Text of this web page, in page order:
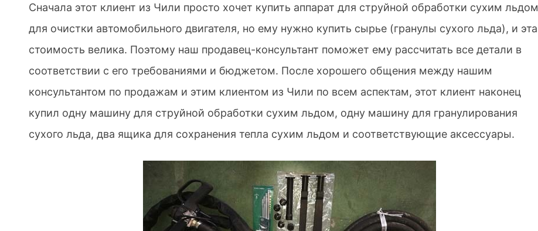
Сначала этот клиент из Чили просто хочет купить аппарат для струйной обработки сухим льдом
для очистки автомобильного двигателя, но ему нужно купить сырье (гранулы сухого льда), и эта
стоимость велика. Поэтому наш продавец-консультант поможет ему рассчитать все детали в
соответствии с его требованиями и бюджетом. После хорошего общения между нашим
консультантом по продажам и этим клиентом из Чили по всем аспектам, этот клиент наконец
купил одну машину для струйной обработки сухим льдом, одну машину для гранулирования
сухого льда, два ящика для сохранения тепла сухим льдом и соответствующие аксессуары.